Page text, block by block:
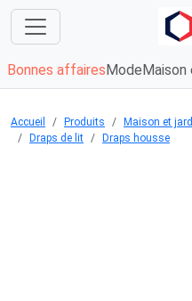
Bonnes affaires Mode Maison
Accueil Produits Maison et
Draps de lit
Draps housse